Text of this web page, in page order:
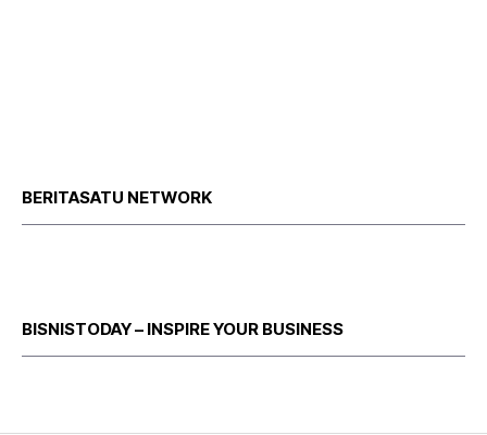
BERITASATU NETWORK
BISNISTODAY – INSPIRE YOUR BUSINESS